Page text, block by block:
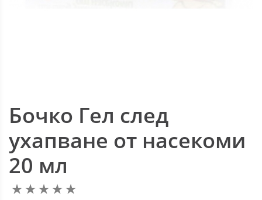
Бочко Гел след
ухапване от насекоми
20 мл